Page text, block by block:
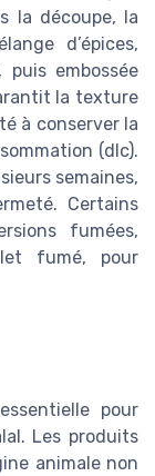
la découpe, la
d’épices,
puis embossée
la texture
à conserver la
(dlc).
semaines,
Certains
fumées,
fumé, pour
pour
Les produits
animale non